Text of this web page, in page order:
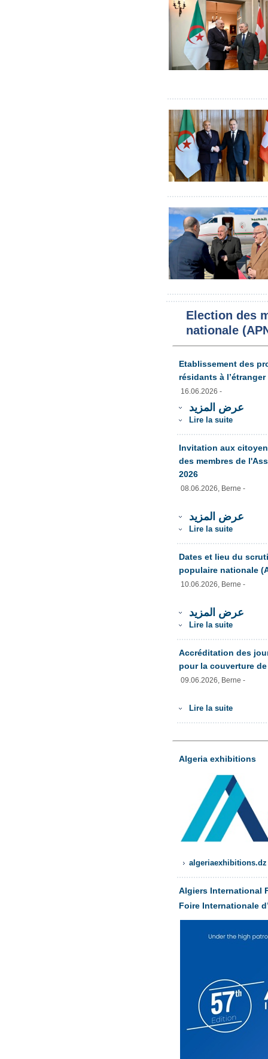
Election des
nationale
Etablissement des
résidants à l’étranger
16.06.2026 -
عرض المزيد
Lire la suite
Invitation aux
des membres de
2026
08.06.2026, Berne -
عرض المزيد
Lire la suite
Dates et lieu du
populaire nationale
10.06.2026, Berne -
عرض المزيد
Lire la suite
Accréditation des
pour la couverture
09.06.2026, Berne -
Lire la suite
Algeria exhibitions
algeriaexhibitions.dz
Algiers International
Foire Internationale